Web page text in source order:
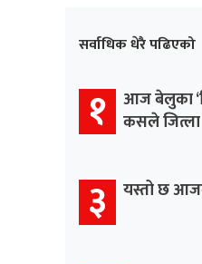
सर्वाधिक धेरै पढिएको
१ आज बेलुका
कसले जित्ला
३ यस्तो छ